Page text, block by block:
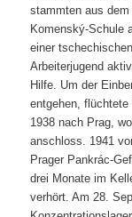
stammten aus
Komenský-Schule
einer
Arbeiterjugend
Hilfe. Um der
entgehen,
1938 nach Prag,
anschloss. 1941
Prager Pankrác-
drei Monate im
verhört. Am 28.